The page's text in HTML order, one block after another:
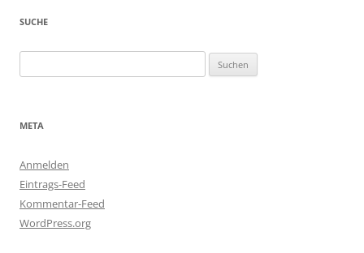
SUCHE
nach:
META
Anmelden
Eintrags-Feed
Kommentar-Feed
WordPress.org